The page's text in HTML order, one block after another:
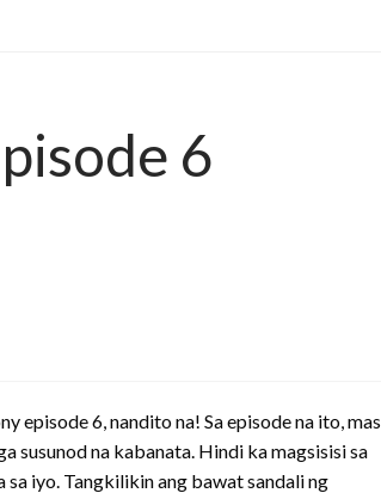
6
episode 6, nandito na! Sa episode na ito, mas
susunod na kabanata. Hindi ka magsisisi sa
iyo. Tangkilikin ang bawat sandali ng